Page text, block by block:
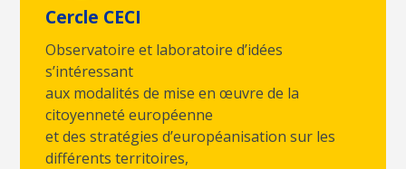
Cercle CECI
Observatoire et laboratoire d’idées
s’intéressant
aux modalités de mise en œuvre de la
citoyenneté européenne
et des stratégies d’européanisation sur les
différents territoires,